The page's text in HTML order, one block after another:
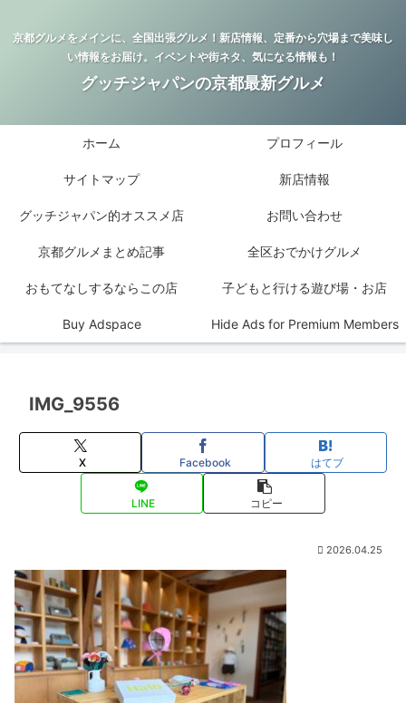
京都グルメをメインに、全国出張グルメ！新店情報、定番から穴場まで美味し
い情報をお届け。イベントや街ネタ、気になる情報も！
グッチジャパンの京都最新グルメ
ホーム プロフィール
サイトマップ 新店情報
グッチジャパン的オススメ店 お問い合わせ
京都グルメまとめ記事 全区おでかけグルメ
おもてなしするならこの店 子どもと行ける遊び場・お店
Buy Adspace Hide Ads for Premium Members
IMG_9556
X Facebook はてブ
LINE コピー
2026.04.25